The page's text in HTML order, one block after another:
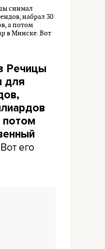
Речицы
для
потом
Вот его